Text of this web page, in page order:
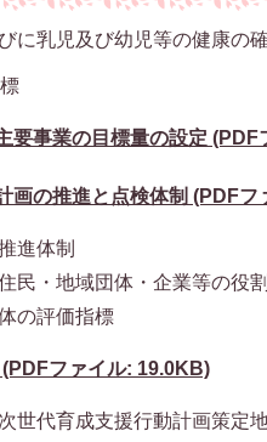
に乳児及び幼児等の健康の
要事業の目標量の設定
画の推進と点検体制 (PDFフ
進体制
民・地域団体・企業等の役
の評価指標
(PDFファイル: 19.0KB)
世代育成支援行動計画策定